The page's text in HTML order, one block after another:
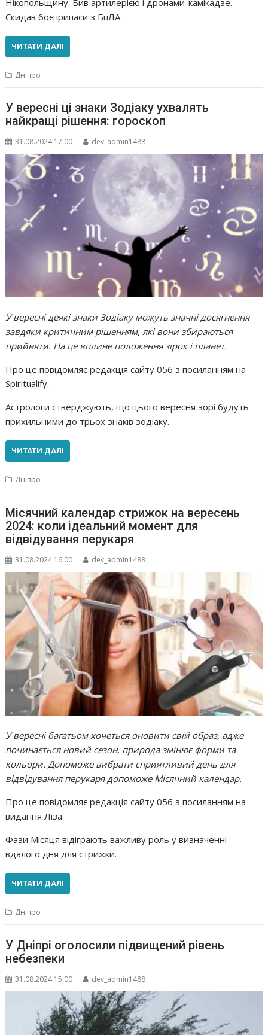
Скидав боєприпаси з БпЛА.
ЧИТАТИ ДАЛІ
Дніпро
У вересні ці знаки Зодіаку ухвалять
найкращі рішення: гороскоп
31.08.2024 17:00 dev_admin1488
У вересні деякі знаки Зодіаку можуть значні досягнення
завдяки критичним рішенням, які вони збираються
прийняти. На це вплине положення зірок і планет.
Про це повідомляє редакція сайту 056 з посиланням на
Spiritualify.
Астрологи стверджують, що цього вересня зорі будуть
прихильними до трьох знаків зодіаку.
ЧИТАТИ ДАЛІ
Дніпро
Місячний календар стрижок на вересень
2024: коли ідеальний момент для
відвідування перукаря
31.08.2024 16:00 dev_admin1488
У вересні багатьом хочеться оновити свій образ, адже
починається новий сезон, природа змінює форми та
кольори. Допоможе вибрати сприятливий день для
відвідування перукаря допоможе Місячний календар.
Про це повідомляє редакція сайту 056 з посиланням на
видання Ліза.
Фази Місяця відіграють важливу роль у визначенні
вдалого дня для стрижки.
ЧИТАТИ ДАЛІ
Дніпро
У Дніпрі оголосили підвищений рівень
небезпеки
31.08.2024 15:00 dev_admin1488